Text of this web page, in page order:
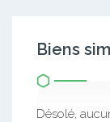
Biens
Désolé,